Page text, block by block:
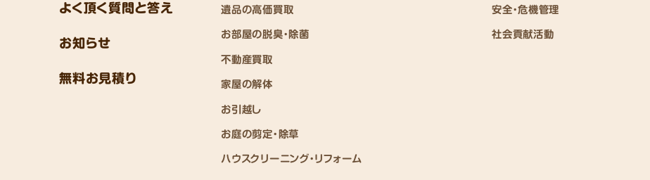
よく頂く質問と答え
お知らせ
無料お見積り
遺品の高価買取
お部屋の脱臭・除菌
不動産買取
家屋の解体
お引越し
お庭の剪定・除草
ハウスクリーニング・リフォーム
安全・危機管理
社会貢献活動